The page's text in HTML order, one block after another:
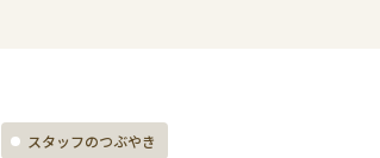
スタッフのつぶやき